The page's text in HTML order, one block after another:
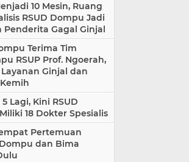
10 Mesin, Ruang
RSUD Dompu Jadi
Penderita Gagal Ginjal
Terima Tim
RSUP Prof. Ngoerah,
Ginjal dan
Lagi, Kini RSUD
18 Dokter Spesialis
Pertemuan
dan Bima